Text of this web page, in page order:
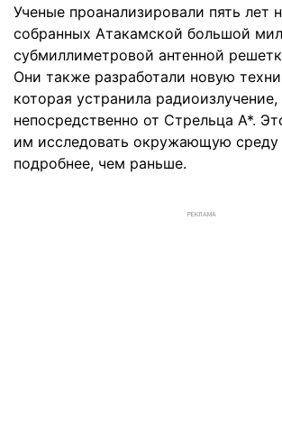
Ученые проанализировали пять лет
собранных Атакамской большой
субмиллиметровой антенной
Они также разработали новую
которая устранила
непосредственно от Стрельца A*.
им исследовать окружающую среду
подробнее, чем раньше.
РЕКЛАМА